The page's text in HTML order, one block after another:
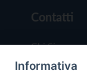
Contatti
Chi Siamo
Redazione
Informativa